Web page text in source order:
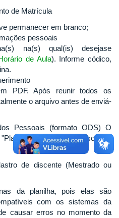
de Matrícula
permanecer em branco;
pessoais
na(s) qual(is) desejase
de Aula). Informe códico,
PDF. Após reunir todos os
o arquivo antes de enviá-
Pessoais (formato ODS) O
de Dados Pessoais -
de discente (Mestrado ou
da planilha, pois elas são
com os sistemas da
causar erros no momento da